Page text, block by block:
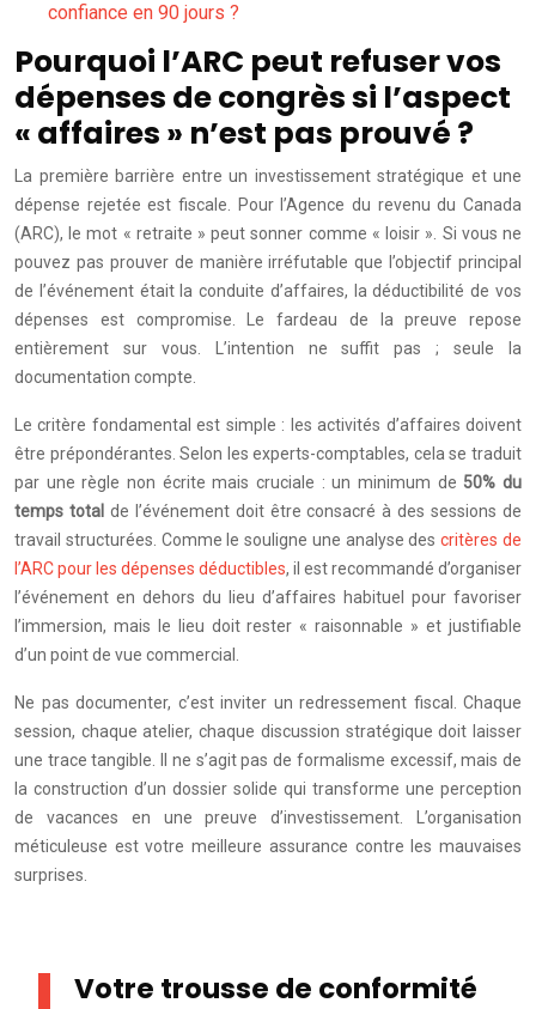
confiance en 90 jours ?
Pourquoi l’ARC peut refuser vos
dépenses de congrès si l’aspect
« affaires » n’est pas prouvé ?
La première barrière entre un investissement stratégique et une
dépense rejetée est fiscale. Pour l’Agence du revenu du Canada
(ARC), le mot « retraite » peut sonner comme « loisir ». Si vous ne
pouvez pas prouver de manière irréfutable que l’objectif principal
de l’événement était la conduite d’affaires, la déductibilité de vos
dépenses est compromise. Le fardeau de la preuve repose
entièrement sur vous. L’intention ne suffit pas ; seule la
documentation compte.
Le critère fondamental est simple : les activités d’affaires doivent
être prépondérantes. Selon les experts-comptables, cela se traduit
par une règle non écrite mais cruciale : un minimum de 50% du
temps total de l’événement doit être consacré à des sessions de
travail structurées. Comme le souligne une analyse descritères de
l’ARC pour les dépenses déductibles, il est recommandé d’organiser
l’événement en dehors du lieu d’affaires habituel pour favoriser
l’immersion, mais le lieu doit rester « raisonnable » et justifiable
d’un point de vue commercial.
Ne pas documenter, c’est inviter un redressement fiscal. Chaque
session, chaque atelier, chaque discussion stratégique doit laisser
une trace tangible. Il ne s’agit pas de formalisme excessif, mais de
la construction d’un dossier solide qui transforme une perception
de vacances en une preuve d’investissement. L’organisation
méticuleuse est votre meilleure assurance contre les mauvaises
surprises.
Votre trousse de conformité